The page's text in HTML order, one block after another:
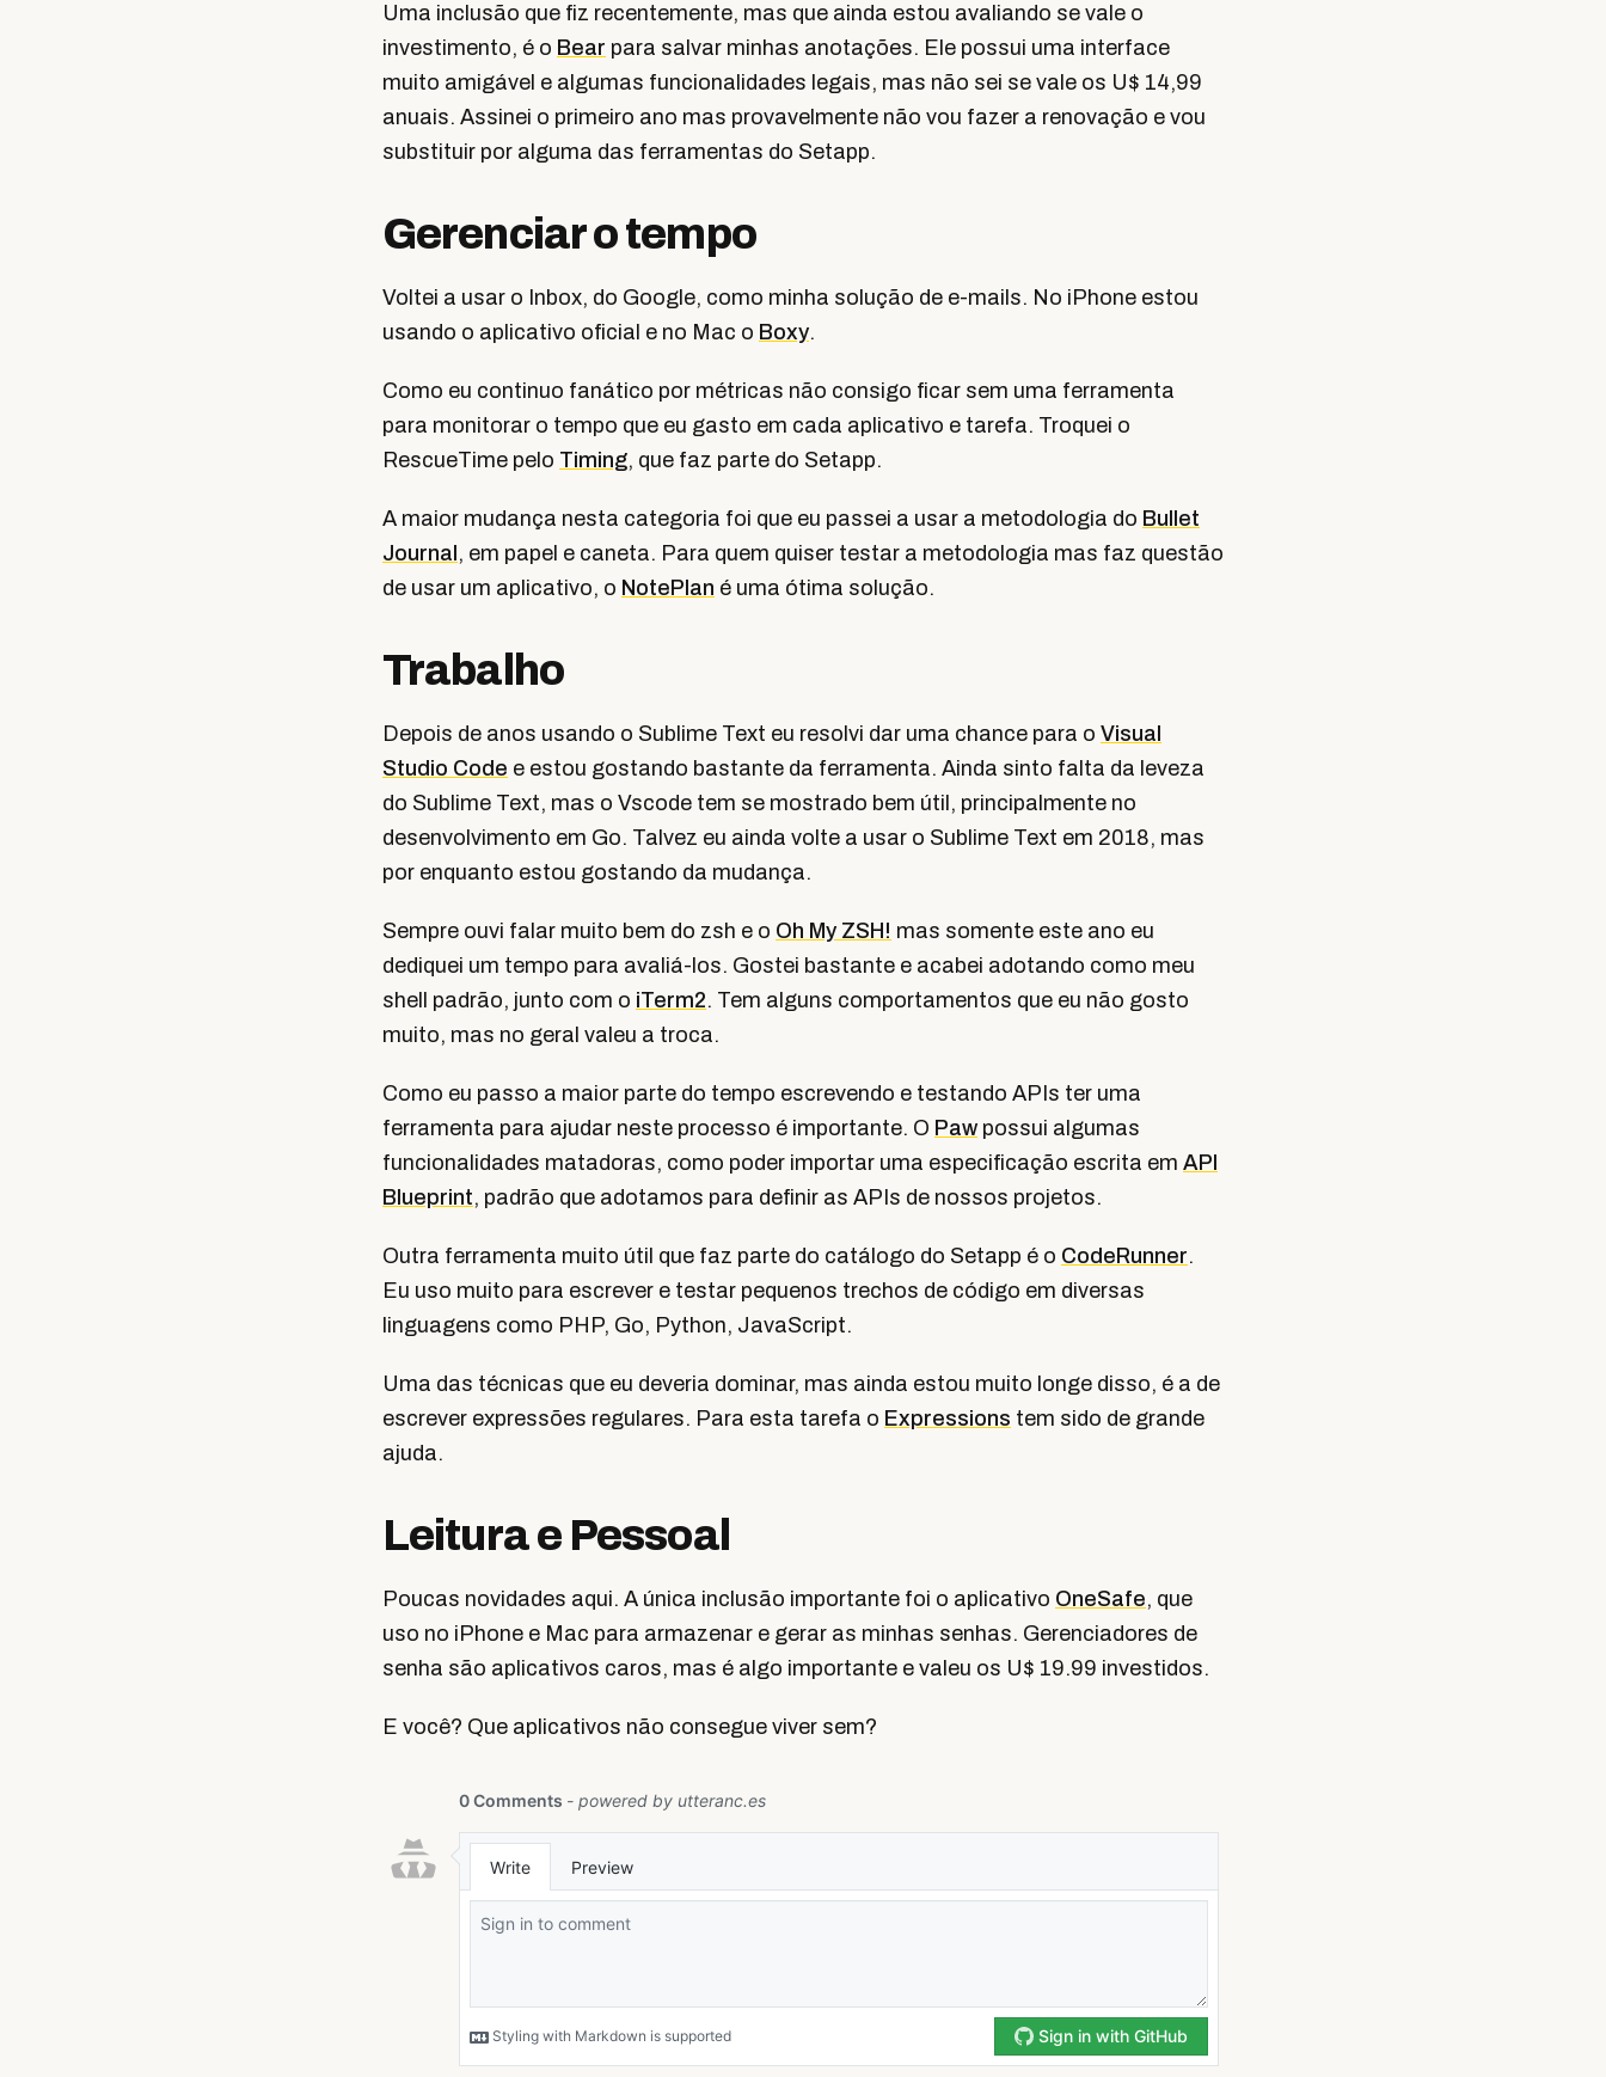
Uma inclusão que fiz recentemente, mas que ainda estou avaliando se vale o
investimento, é o Bear para salvar minhas anotações. Ele possui uma interface
muito amigável e algumas funcionalidades legais, mas não sei se vale os U$ 14,99
anuais. Assinei o primeiro ano mas provavelmente não vou fazer a renovação e vou
substituir por alguma das ferramentas do Setapp.
Gerenciar o tempo
Voltei a usar o Inbox, do Google, como minha solução de e-mails. No iPhone estou
usando o aplicativo oficial e no Mac o Boxy.
Como eu continuo fanático por métricas não consigo ficar sem uma ferramenta
para monitorar o tempo que eu gasto em cada aplicativo e tarefa. Troquei o
RescueTime pelo Timing, que faz parte do Setapp.
A maior mudança nesta categoria foi que eu passei a usar a metodologia do Bullet
Journal , em papel e caneta. Para quem quiser testar a metodologia mas faz questão
de usar um aplicativo, o NotePlan é uma ótima solução.
Trabalho
Depois de anos usando o Sublime Text eu resolvi dar uma chance para o Visual
Studio Code e estou gostando bastante da ferramenta. Ainda sinto falta da leveza
do Sublime Text, mas o Vscode tem se mostrado bem útil, principalmente no
desenvolvimento em Go. Talvez eu ainda volte a usar o Sublime Text em 2018, mas
por enquanto estou gostando da mudança.
Sempre ouvi falar muito bem do zsh e o Oh My ZSH! mas somente este ano eu
dediquei um tempo para avaliá-los. Gostei bastante e acabei adotando como meu
shell padrão, junto com o iTerm2. Tem alguns comportamentos que eu não gosto
muito, mas no geral valeu a troca.
Como eu passo a maior parte do tempo escrevendo e testando APIs ter uma
ferramenta para ajudar neste processo é importante. O Paw possui algumas
funcionalidades matadoras, como poder importar uma especificação escrita em API
Blueprint, padrão que adotamos para definir as APIs de nossos projetos.
Outra ferramenta muito útil que faz parte do catálogo do Setapp é o CodeRunner.
Eu uso muito para escrever e testar pequenos trechos de código em diversas
linguagens como PHP, Go, Python, JavaScript.
Uma das técnicas que eu deveria dominar, mas ainda estou muito longe disso, é a de
escrever expressões regulares. Para esta tarefa o Expressions tem sido de grande
ajuda.
Leitura e Pessoal
Poucas novidades aqui. A única inclusão importante foi o aplicativo OneSafe, que
uso no iPhone e Mac para armazenar e gerar as minhas senhas. Gerenciadores de
senha são aplicativos caros, mas é algo importante e valeu os U$ 19.99 investidos.
E você? Que aplicativos não consegue viver sem?